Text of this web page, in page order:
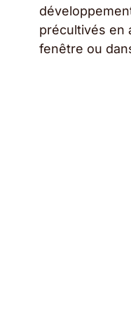
précultivés en
fenêtre ou